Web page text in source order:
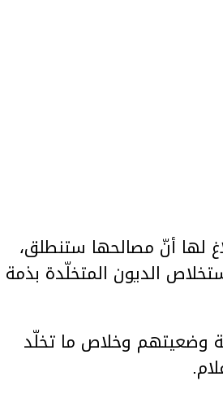
لها أنّ مصالحها ستنطلق،
2018، في حملة لاستخلاص الديون المتخلّدة بذمة
وضعيتهم وخلاص ما تخلّد